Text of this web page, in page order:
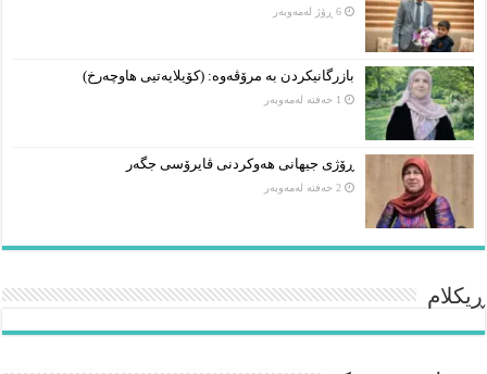
6 ڕۆژ لەمەوبەر
بازرگانیکردن بە مرۆڤەوە: (کۆیلایەتیی هاوچەرخ)
1 حەفتە لەمەوبەر
ڕۆژی جیهانی هەوکردنی ڤایرۆسی جگەر
2 حەفتە لەمەوبەر
ڕیکلام